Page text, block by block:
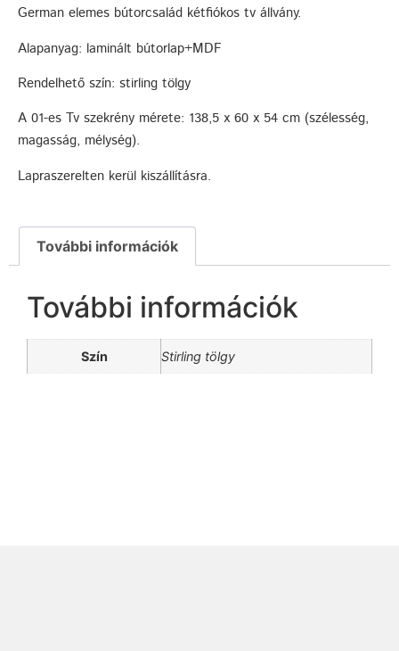
German elemes bútorcsalád kétfiókos tv állvány.
Alapanyag: laminált bútorlap+MDF
Rendelhető szín: stirling tölgy
A 01-es Tv szekrény mérete: 138,5 x 60 x 54 cm (szélesség,
magasság, mélység).
Lapraszerelten kerül kiszállításra.
További információk
További információk
Szín Stirling tölgy